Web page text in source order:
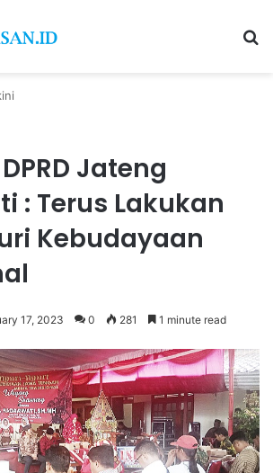
Jateng
: Terus Lakukan
Kebudayaan
17, 2023 0 281 1 minute read